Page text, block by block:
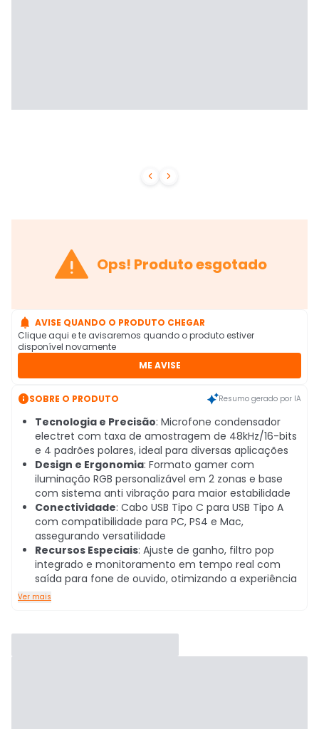
 
 Ops! Produto esgotado
 AVISE QUANDO O PRODUTO CHEGAR
Clique aqui e te avisaremos quando o produto estiver
disponível novamente
ME AVISE
SOBRE O PRODUTO Resumo gerado por IA
Tecnologia e Precisão: Microfone condensador
electret com taxa de amostragem de 48kHz/16-bits
e 4 padrões polares, ideal para diversas aplicações
Design e Ergonomia: Formato gamer com
iluminação RGB personalizável em 2 zonas e base
com sistema anti vibração para maior estabilidade
Conectividade: Cabo USB Tipo C para USB Tipo A
com compatibilidade para PC, PS4 e Mac,
assegurando versatilidade
Recursos Especiais: Ajuste de ganho, filtro pop
integrado e monitoramento em tempo real com
saída para fone de ouvido, otimizando a experiência
Ver mais